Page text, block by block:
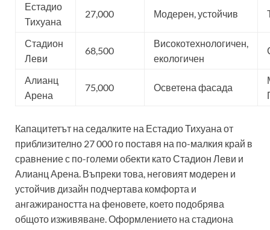
Естадио
Тихуана
27,000 Модерен, устойчив
Стадион
Леви
68,500
Високотехнологичен,
екологичен
Алианц
Арена
75,000 Осветена фасада
Капацитетът на седалките на Естадио Тихуана от
приблизително 27 000 го поставя на по-малкия край в
сравнение с по-големи обекти като Стадион Леви и
Алианц Арена. Въпреки това, неговият модерен и
устойчив дизайн подчертава комфорта и
ангажираността на феновете, което подобрява
общото изживяване. Оформлението на стадиона